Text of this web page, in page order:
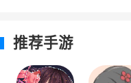
5、传奇玄素玩
本
推荐手游